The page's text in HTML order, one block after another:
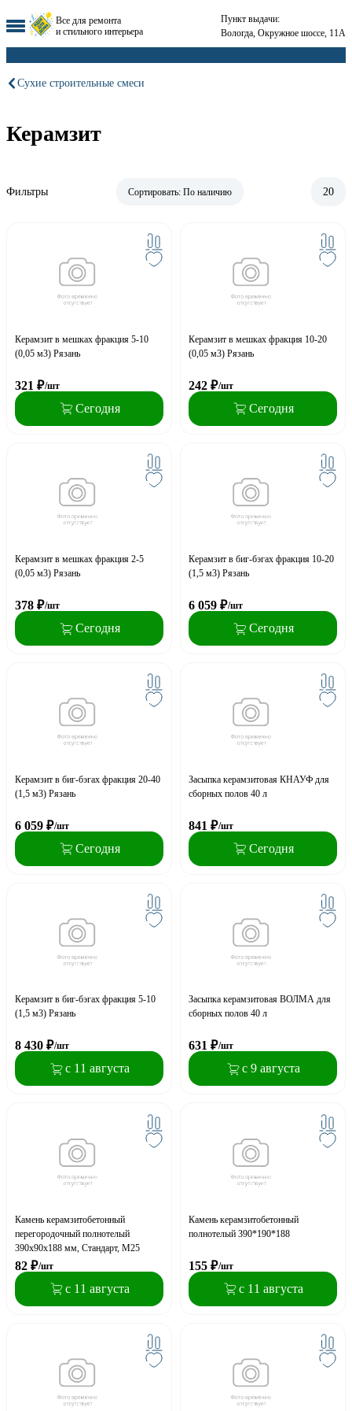
Все для ремонта
и стильного интерьера
Пункт выдачи:
Вологда, Окружное шоссе, 11А
Сухие строительные смеси
Керамзит
Фильтры Сортировать: По наличию 20
Керамзит в мешках фракция 5-10
(0,05 м3) Рязань
321 ₽/шт
Сегодня
Керамзит в мешках фракция 10-20
(0,05 м3) Рязань
242 ₽/шт
Сегодня
Керамзит в мешках фракция 2-5
(0,05 м3) Рязань
378 ₽/шт
Сегодня
Керамзит в биг-бэгах фракция 10-20
(1,5 м3) Рязань
6 059 ₽/шт
Сегодня
Керамзит в биг-бэгах фракция 20-40
(1,5 м3) Рязань
6 059 ₽/шт
Сегодня
Засыпка керамзитовая КНАУФ для
сборных полов 40 л
841 ₽/шт
Сегодня
Керамзит в биг-бэгах фракция 5-10
(1,5 м3) Рязань
8 430 ₽/шт
с 11 августа
Засыпка керамзитовая ВОЛМА для
сборных полов 40 л
631 ₽/шт
с 9 августа
Камень керамзитобетонный
перегородочный полнотелый
390х90х188 мм, Стандарт, М25
82 ₽/шт
с 11 августа
Камень керамзитобетонный
полнотелый 390*190*188
155 ₽/шт
с 11 августа